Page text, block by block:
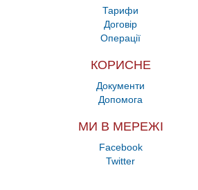
Тарифи
Договір
Операції
КОРИСНЕ
Документи
Допомога
МИ В МЕРЕЖІ
Facebook
Twitter